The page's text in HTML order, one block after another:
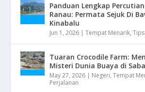
Panduan Lengkap
Ranau: Permata Sejuk Di
Kinabalu
Jun 1, 2026 |Tempat Menarik,
Tuaran Crocodile Farm:
Misteri Dunia Buaya di
May 27, 2026 | Negeri,Tempat
Perjalanan